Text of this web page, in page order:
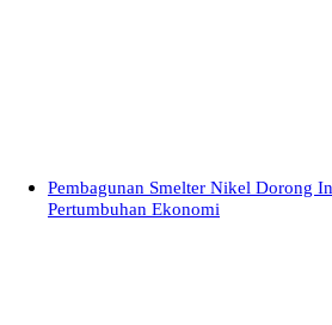
Pembagunan Smelter Nikel Dorong
Pertumbuhan Ekonomi